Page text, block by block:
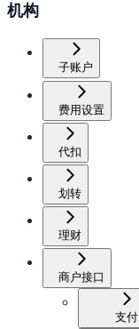
机构
子账户
费用设置
代扣
划转
理财
商户接口
支付